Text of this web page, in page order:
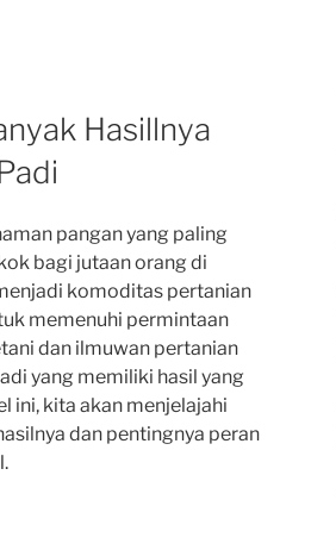
Hasillnya
pangan yang paling
bagi jutaan orang di
komoditas pertanian
memenuhi permintaan
dan ilmuwan pertanian
yang memiliki hasil yang
ini, kita akan menjelajahi
dan pentingnya peran